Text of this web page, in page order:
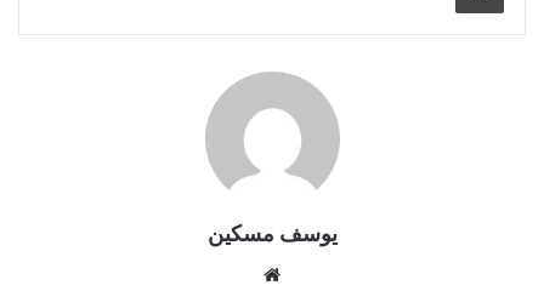
يوسف مسكين